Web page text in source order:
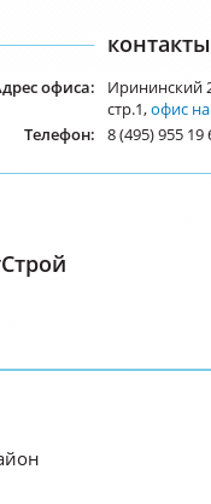
офиса:
Ирининский
стр.1,офис
Телефон:
8 (495) 955 19